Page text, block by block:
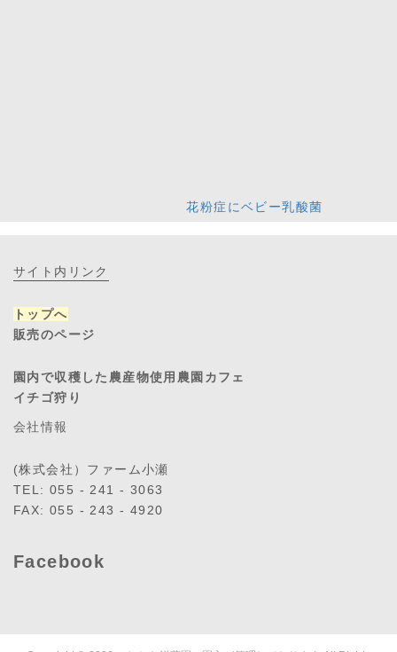
花粉症にベビー乳酸菌
サイト内リンク
トップへ
販売のページ
園内で収穫した農産物使用農園カフェ
イチゴ狩り
会社情報
(株式会社）ファーム小瀬
TEL: 055 - 241 - 3063
FAX: 055 - 243 - 4920
Facebook